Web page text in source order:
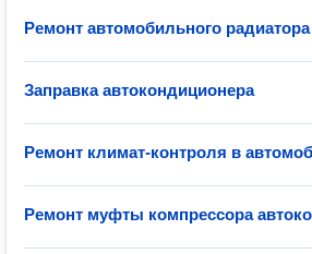
Ремонт автомобильного радиатора
Заправка автокондиционера
Ремонт климат-контроля в
Ремонт муфты компрессора